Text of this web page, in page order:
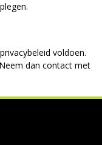
voldoen.
dan contact met